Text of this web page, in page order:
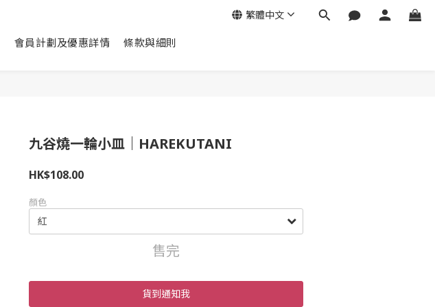
會員計劃及優惠詳情 條款與細則
繁體中文
九谷燒一輪小皿｜HAREKUTANI
HK$108.00
顏色
售完
貨到通知我